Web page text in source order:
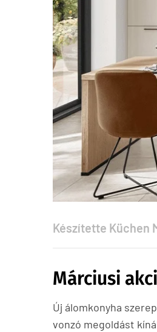
Készítette Küchen
Márciusi
Új álomkonyha
vonzó megoldást